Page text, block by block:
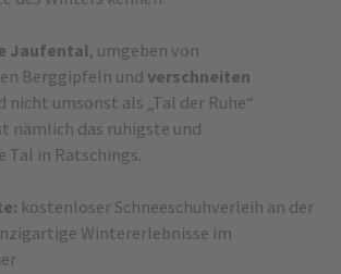
Jaufental, umgeben von
Berggipfeln und verschneiten
nicht umsonst als „Tal der Ruhe“
nämlich das ruhigste und
Tal in Ratschings.
kostenloser Schneeschuhverleih an der
Wintererlebnisse im